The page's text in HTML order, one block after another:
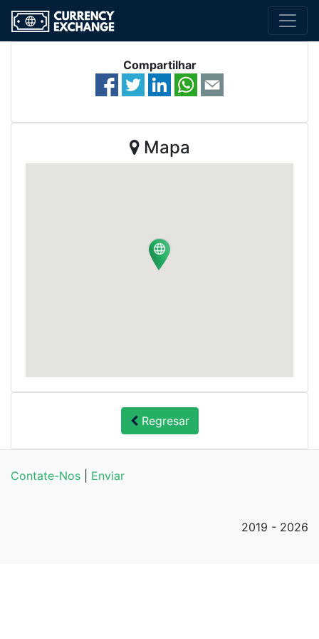
Compartilhar
Mapa
Regresar
Contate-Nos Enviar
2019 - 2026